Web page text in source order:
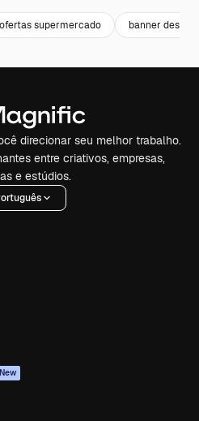
ofertas supermercado banner
direcionar seu melhor trabalho.
entre criativos, empresas,
e estúdios.
New